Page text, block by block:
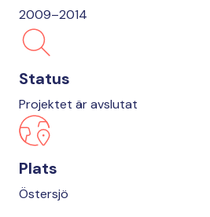
2009–2014
Status
Projektet är avslutat
Plats
Östersjö